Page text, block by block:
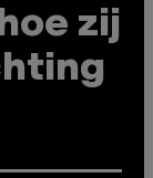
zij